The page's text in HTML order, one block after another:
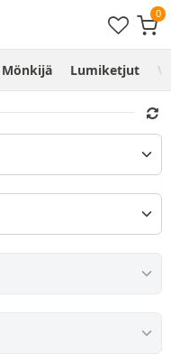
Mönkijä Lumiketjut